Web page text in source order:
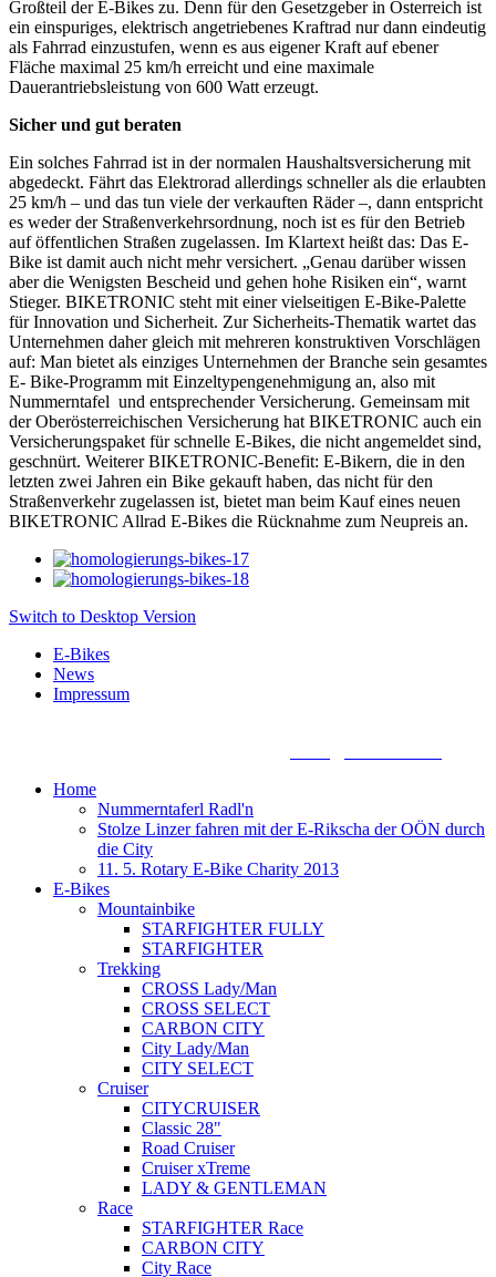
Großteil der E-Bikes zu. Denn für den Gesetzgeber in Österreich ist
ein einspuriges, elektrisch angetriebenes Kraftrad nur dann eindeutig
als Fahrrad einzustufen, wenn es aus eigener Kraft auf ebener
Fläche maximal 25 km/h erreicht und eine maximale
Dauerantriebsleistung von 600 Watt erzeugt.
Sicher und gut beraten
Ein solches Fahrrad ist in der normalen Haushaltsversicherung mit
abgedeckt. Fährt das Elektrorad allerdings schneller als die erlaubten
25 km/h – und das tun viele der verkauften Räder –, dann entspricht
es weder der Straßenverkehrsordnung, noch ist es für den Betrieb
auf öffentlichen Straßen zugelassen. Im Klartext heißt das: Das E-
Bike ist damit auch nicht mehr versichert. „Genau darüber wissen
aber die Wenigsten Bescheid und gehen hohe Risiken ein“, warnt
Stieger. BIKETRONIC steht mit einer vielseitigen E-Bike-Palette
für Innovation und Sicherheit. Zur Sicherheits-Thematik wartet das
Unternehmen daher gleich mit mehreren konstruktiven Vorschlägen
auf: Man bietet als einziges Unternehmen der Branche sein gesamtes
E- Bike-Programm mit Einzeltypengenehmigung an, also mit
Nummerntafel und entsprechender Versicherung. Gemeinsam mit
der Oberösterreichischen Versicherung hat BIKETRONIC auch ein
Versicherungspaket für schnelle E-Bikes, die nicht angemeldet sind,
geschnürt. Weiterer BIKETRONIC-Benefit: E-Bikern, die in den
letzten zwei Jahren ein Bike gekauft haben, das nicht für den
Straßenverkehr zugelassen ist, bietet man beim Kauf eines neuen
BIKETRONIC Allrad E-Bikes die Rücknahme zum Neupreis an.
Switch to Desktop Version
E-Bikes
News
Impressum
Home
Nummerntaferl Radl'n
Stolze Linzer fahren mit der E-Rikscha der OÖN durch
die City
11. 5. Rotary E-Bike Charity 2013
E-Bikes
Mountainbike
STARFIGHTER FULLY
STARFIGHTER
Trekking
CROSS Lady/Man
CROSS SELECT
CARBON CITY
City Lady/Man
CITY SELECT
Cruiser
CITYCRUISER
Classic 28"
Road Cruiser
Cruiser xTreme
LADY & GENTLEMAN
Race
STARFIGHTER Race
CARBON CITY
City Race